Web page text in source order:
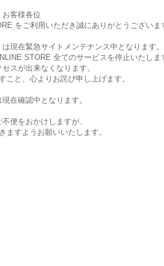
お客様各位
をご利用いただき誠にありがとうございま
現在緊急サイトメンテナンス中となります。
STORE 全てのサービスを停止いたしま
スが出来なくなります。
こと、 心よりお詫び申し上げます。
在確認中となります。
便をおかけしますが、
ますようお願いいたします。